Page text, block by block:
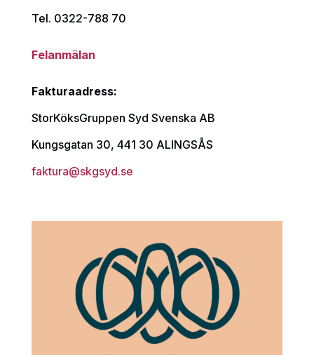
Tel. 0322-788 70
Felanmälan
Fakturaadress:
StorKöksGruppen Syd Svenska AB
Kungsgatan 30, 441 30 ALINGSÅS
faktura@skgsyd.se